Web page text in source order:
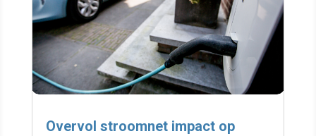
Overvol stroomnet impact op